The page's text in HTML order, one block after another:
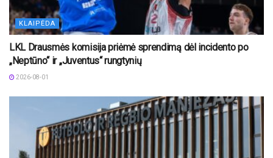
KLAIPĖDA
LKL Drausmės komisija priėmė sprendimą dėl incidento po
„Neptūno“ ir „Juventus“ rungtynių
2026-08-01